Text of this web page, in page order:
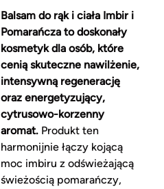
Balsam do rąk i ciała Imbir i
Pomarańcza to doskonały
kosmetyk dla osób, które
cenią skuteczne nawilżenie,
intensywną regenerację
oraz energetyzujący,
cytrusowo-korzenny
aromat.Produkt ten
harmonijnie łączy kojącą
moc imbiru z odświeżającą
świeżością pomarańczy,